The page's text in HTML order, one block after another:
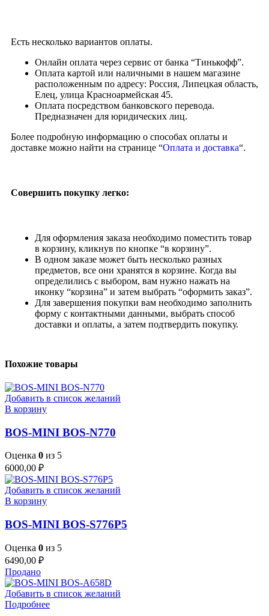
Есть несколько вариантов оплаты.
Онлайн оплата через сервис от банка “Тинькофф”.
Оплата картой или наличными в нашем магазине
расположенным по адресу: Россия, Липецкая область,
Елец, улица Красноармейская 45.
Оплата посредством банковского перевода.
Предназначен для юридических лиц.
Более подробную информацию о способах оплаты и
доставке можно найти на странице “Оплата и доставка“.
Совершить покупку легко:
Для оформления заказа необходимо поместить товар
в корзину, кликнув по кнопке “в корзину”.
В одном заказе может быть несколько разных
предметов, все они хранятся в корзине. Когда вы
определились с выбором, вам нужно нажать на
иконку “корзина” и затем выбрать “оформить заказ”.
Для завершения покупки вам необходимо заполнить
форму с контактными данными, выбрать способ
доставки и оплаты, а затем подтвердить покупку.
Похожие товары
Добавить в список желаний
В корзину
BOS-MINI BOS-N770
Оценка 0 из 5
6000,00 ₽
Добавить в список желаний
В корзину
BOS-MINI BOS-S776P5
Оценка 0 из 5
6490,00 ₽
Продано
Добавить в список желаний
Подробнее